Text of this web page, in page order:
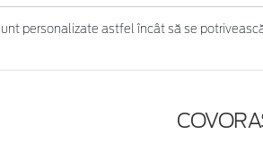
personalizate astfel încât să se